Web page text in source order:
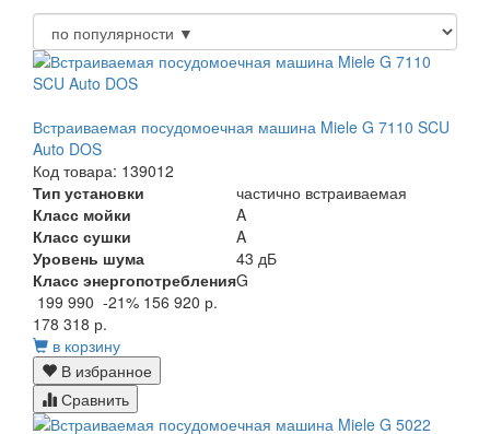
Встраиваемая посудомоечная машина Miele G 7110 SCU
Auto DOS
Код товара: 139012
Тип установки
частично встраиваемая
Класс мойки
A
Класс сушки
A
Уровень шума
43 дБ
Класс энергопотребленияG
199 990 -21% 156 920 р.
178 318 р.
в корзину
В избранное
Сравнить